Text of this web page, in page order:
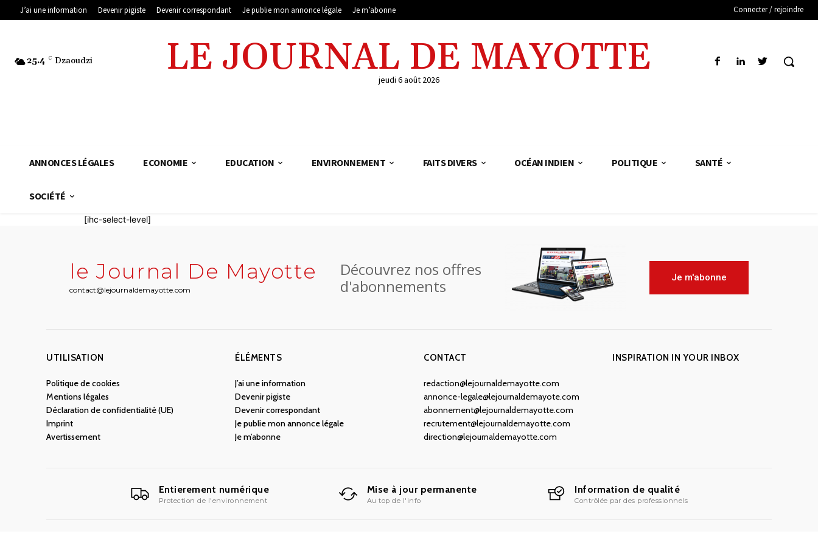
J’ai une information Devenir pigiste Devenir correspondant Je publie mon annonce légale Je m’abonne Connecter / rejoindre
25.4 C Dzaoudzi LE JOURNAL DE MAYOTTE
jeudi 6 août 2026
ANNONCES LÉGALES ECONOMIE EDUCATION ENVIRONNEMENT FAITS DIVERS OCÉAN INDIEN POLITIQUE SANTÉ
SOCIÉTÉ
[ihc-select-level]
le Journal De Mayotte
contact@lejournaldemayotte.com
Découvrez nos offres
d'abonnements
Je m'abonne
UTILISATION
Politique de cookies
Mentions légales
Déclaration de confidentialité (UE)
Imprint
Avertissement
ÉLÉMENTS
J’ai une information
Devenir pigiste
Devenir correspondant
Je publie mon annonce légale
Je m’abonne
CONTACT
redaction@lejournaldemayotte.com
annonce-legale@lejournaldemayote.com
abonnement@lejournaldemayotte.com
recrutement@lejournaldemayotte.com
direction@lejournaldemayotte.com
INSPIRATION IN YOUR INBOX
Entierement numérique
Protection de l'environnement
Mise à jour permanente
Au top de l'info
Information de qualité
Contrôlée par des professionnels